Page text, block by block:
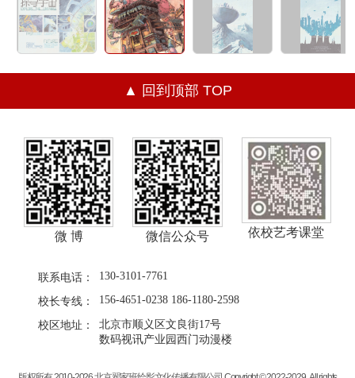
▲ 回到顶部 TOP
微 博 微信公众号 依校艺考课堂
联系电话：
130-3101-7761
校长专线：
156-4651-0238 186-1180-2598
校区地址：
北京市顺义区文良街17号
数码视讯产业园西门动漫楼